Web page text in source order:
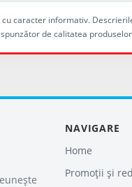
caracter informativ.
de calitatea
NAVIGARE
Home
Promoții și